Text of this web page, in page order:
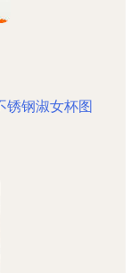
锈钢淑女杯图